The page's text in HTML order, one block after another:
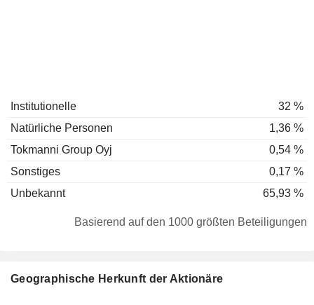
Institutionelle
32 %
Natürliche Personen
1,36 %
Tokmanni Group Oyj
0,54 %
Sonstiges
0,17 %
Unbekannt
65,93 %
Basierend auf den 1000 größten Beteiligungen
Geographische Herkunft der Aktionäre